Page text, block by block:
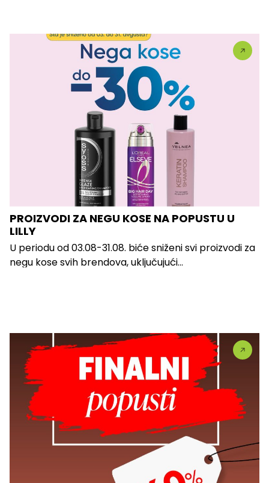
PROIZVODI ZA NEGU KOSE NA POPUSTU U
LILLY
U periodu od 03.08-31.08. biće sniženi svi proizvodi za
negu kose svih brendova, uključujući...